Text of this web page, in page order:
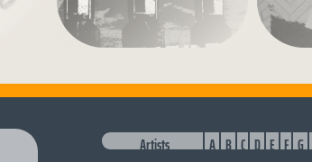
Artists A B C D E F G